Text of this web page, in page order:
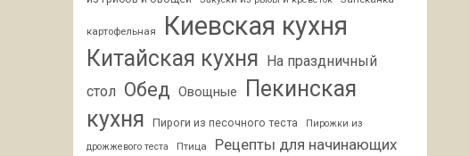
картофельная Киевская кухня
Китайская кухня На праздничный
стол Обед Овощные
Пекинская
кухня
Пироги из песочного теста
Пирожки из
дрожжевого теста
Птица Рецепты для начинающих